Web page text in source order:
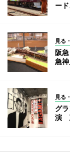
ー
見る
阪
急
見る
グ
演